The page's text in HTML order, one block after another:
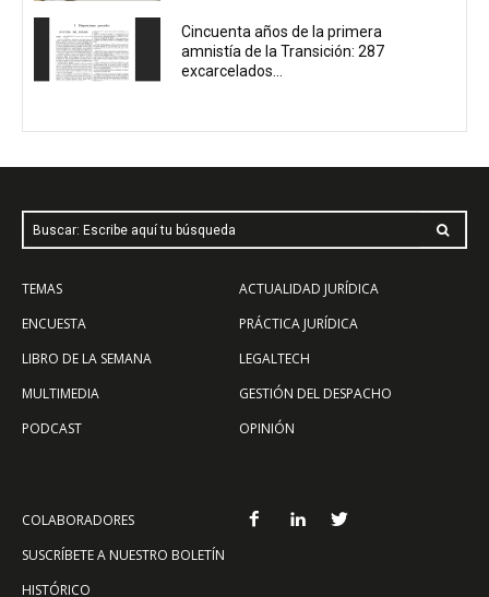
Cincuenta años de la primera
amnistía de la Transición: 287
excarcelados...
Buscar: Escribe aquí tu búsqueda
TEMAS
ENCUESTA
LIBRO DE LA SEMANA
MULTIMEDIA
PODCAST
ACTUALIDAD JURÍDICA
PRÁCTICA JURÍDICA
LEGALTECH
GESTIÓN DEL DESPACHO
OPINIÓN
COLABORADORES
SUSCRÍBETE A NUESTRO BOLETÍN
HISTÓRICO